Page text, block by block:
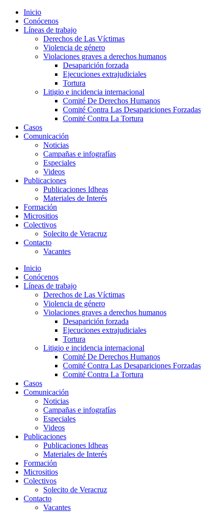
Inicio
Conócenos
Líneas de trabajo
Derechos de Las Víctimas
Violencia de género
Violaciones graves a derechos humanos
Desaparición forzada​
Ejecuciones extrajudiciales
Tortura
Litigio e incidencia internacional
Comité De Derechos Humanos​
Comité Contra Las Desapariciones Forzadas
Comité Contra La Tortura​
Casos
Comunicación
Noticias
Campañas e infografías
Especiales
Videos
Publicaciones
Publicaciones Idheas
Materiales de Interés
Formación
Micrositios
Colectivos
Solecito de Veracruz
Contacto
Vacantes
Inicio
Conócenos
Líneas de trabajo
Derechos de Las Víctimas
Violencia de género
Violaciones graves a derechos humanos
Desaparición forzada​
Ejecuciones extrajudiciales
Tortura
Litigio e incidencia internacional
Comité De Derechos Humanos​
Comité Contra Las Desapariciones Forzadas
Comité Contra La Tortura​
Casos
Comunicación
Noticias
Campañas e infografías
Especiales
Videos
Publicaciones
Publicaciones Idheas
Materiales de Interés
Formación
Micrositios
Colectivos
Solecito de Veracruz
Contacto
Vacantes